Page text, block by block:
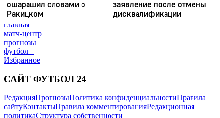
главная
матч-центр
прогнозы
футбол +
Избранное
САЙТ ФУТБОЛ 24
РедакцияПрогнозыПолитика конфиденциальностиПравила
сайтуКонтактыПравила комментированияРедакционная
политикаСтруктура собственности